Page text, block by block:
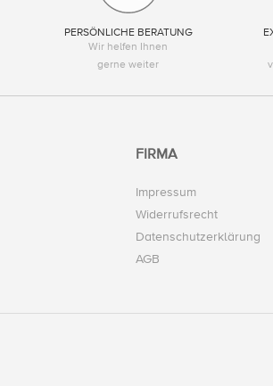
PERSÖNLICHE BERATUNG
Wir helfen Ihnen
gerne weiter
FIRMA
Impressum
Widerrufsrecht
Datenschutzerklärung
AGB